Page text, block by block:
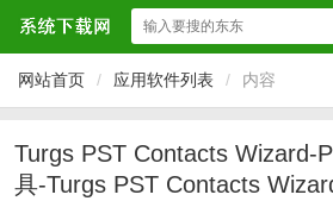
网站首页 / 应用软件列表 / 内容
Turgs PST Contacts Wizard-
具-Turgs PST Contacts